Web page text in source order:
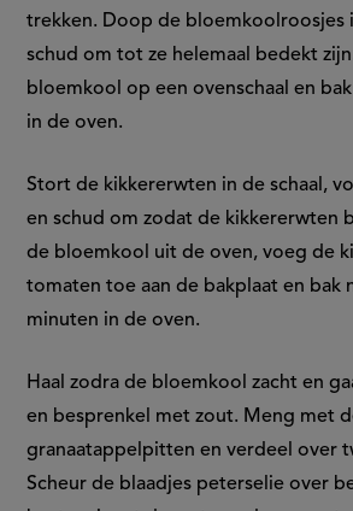
trekken. Doop de bloemkoolroosjes
schud om tot ze helemaal bedekt
bloemkool op een ovenschaal en
in de oven.
Stort de kikkererwten in de schaal,
en schud om zodat de kikkererwten
de bloemkool uit de oven, voeg de
tomaten toe aan de bakplaat en bak
minuten in de oven.
Haal zodra de bloemkool zacht en
en besprenkel met zout. Meng met
granaatappelpitten en verdeel over
Scheur de blaadjes peterselie over